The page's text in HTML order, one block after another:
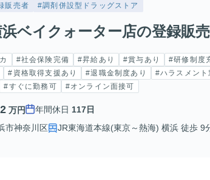
販売者 #調剤併設型ドラッグストア
浜ベイクォーター店の登録販
#社会保険完備 #昇給あり #賞与あり #研修制度
#資格取得支援あり #退職金制度あり #ハラスメント
#すぐに勤務可 #オンライン面接可
万円 年間休日 117日
市神奈川区
JR東海道本線(東京～熱海) 横浜 徒歩 9